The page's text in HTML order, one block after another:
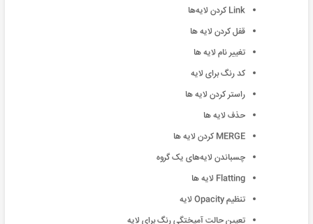
Link کردن لایه‌ها
قفل کردن لایه ها
تغییر نام لایه ها
کد رنگ برای لایه
راستر کردن لایه ها
حذف لایه ها
MERGE کردن لایه ها
چسباندن لایه‌های یک گروه
Flatting لایه ها
تنظيم Opacity لایه
تعیین حالت آمیختگی رنگ برای لایه